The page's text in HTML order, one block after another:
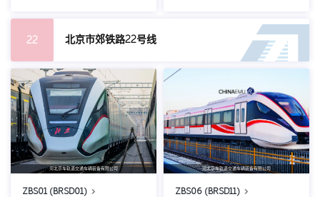
22 北京市郊铁路22号线
河北京车轨道交通车辆装备有限公司
ZBS01 (BRSD01)
河北京车轨道交通车辆装备有限公司
ZBS06 (BRSD11)